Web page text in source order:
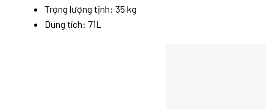
Trọng lượng tịnh: 35 kg
Dung tích: 71L